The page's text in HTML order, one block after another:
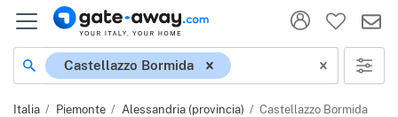
Località
Castellazzo Bormida
Italia Piemonte Alessandria (provincia) Castellazzo Bormida